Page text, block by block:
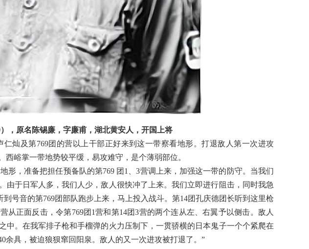
），原名陈锡廉，字廉甫，湖北黄安人，开国上将
灿及第769团的营以上干部正好来到这一带察看地形。打退敌人第一次进攻
峪掌一带地势较平缓，易攻难守，是个薄弱部位。
形，准备把担任预备队的第769 团1、3营调上来，加强这一带的防守。当我们
由于日军人多，我们人少，敌人很快冲了上来。我们立即进行阻击，同时我急
号音的第769团部队跑步上来，马上投入战斗。第14团孔庆德团长听到这里枪
从正面反击，令第769团1营和第14团3营的两个连从左、右翼予以侧击。敌人
中。在我军排子枪和手榴弹的火力压制下，一贯骄横的日本鬼子一个个紧爬在
余具，被迫狼狈窜回阳泉。敌人的又一次进攻被打退了。”